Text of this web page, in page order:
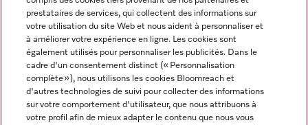
Miele sur Instagram
Miele sur Youtube
prestataires de services, qui collectent des informations sur
votre utilisation du site Web et nous aident à personnaliser et
à améliorer votre expérience en ligne. Les cookies sont
également utilisés pour personnaliser les publicités. Dans le
cadre d'un consentement distinct (« Personnalisation
complète »), nous utilisons les cookies Bloomreach et
d'autres technologies de suivi pour collecter des informations
sur votre comportement d'utilisateur, que nous attribuons à
votre profil afin de mieux adapter le contenu que nous vous